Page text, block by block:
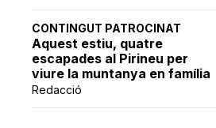
CONTINGUT PATROCINAT
Aquest estiu, quatre
escapades al Pirineu per
viure la muntanya en família
Redacció